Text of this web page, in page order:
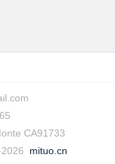
CA91733
mituo.cn